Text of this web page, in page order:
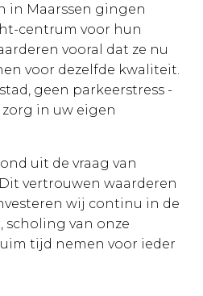
in Maarssen gingen
centrum voor hun
vooral dat ze nu
voor dezelfde kwaliteit.
geen parkeerstress -
in uw eigen
uit de vraag van
vertrouwen waarderen
wij continu in de
scholing van onze
tijd nemen voor ieder